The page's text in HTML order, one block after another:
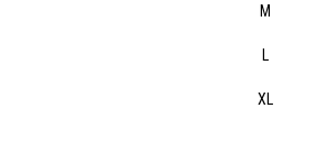
M
L
XL